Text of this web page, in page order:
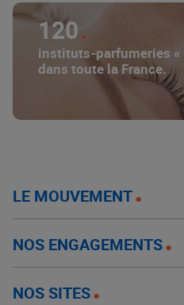
120
instituts-parfumeries «
dans toute la France.
LE MOUVEMENT
NOS ENGAGEMENTS
NOS SITES